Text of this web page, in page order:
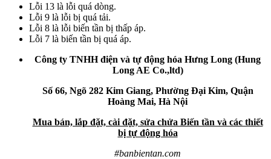
Lỗi 13 là lỗi quá dòng.
Lỗi 9 là lỗi bị quá tải.
Lỗi 8 là lỗi biến tần bị thấp áp.
Lỗi 7 là biến tần bị quá áp.
Công ty TNHH điện và tự động hóa Hưng Long (Hung
Long AE Co.,ltd)
Số 66, Ngõ 282 Kim Giang, Phường Đại Kim, Quận
Hoàng Mai, Hà Nội
Mua bán, lắp đặt, cài đặt, sửa chửa Biến tần và các thiết
bị tự động hóa
#banbientan.com